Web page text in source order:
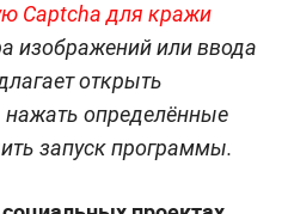
Captcha для кражи
изображений или ввода
открыть
определённые
запуск программы.